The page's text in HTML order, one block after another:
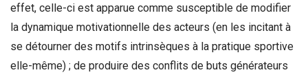
effet, celle-ci est apparue comme susceptible de modifier
la dynamique motivationnelle des acteurs (en les incitant à
se détourner des motifs intrinsèques à la pratique sportive
elle-même) ; de produire des conflits de buts générateurs